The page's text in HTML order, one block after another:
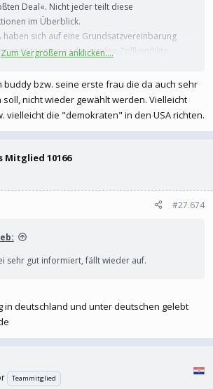
Deal«. Nicht jeder teilt diese
im Überblick.
haben sich auf eine Grundsatzvereinbarung
seit Monaten andauernden Zollkonflikts
Ursula von der Leyen und US-
in Schottland mit.
zufolge werde der Zollsatz auf die
Die EU werde zustimmen, Energie
von 750 Milliarden US-Dollar zu kaufen und
US-Dollar mehr in die USA zu investieren,
zum EU-USA-Zollabkommen: Deutsche Industrie kritisiert Handelsdeal als »fatales Signal«
sprechen vom »größten Deal«. Nicht jeder
Zum Vergrößern anklicken....
buddy bzw. seine erste frau die da auch sehr
nicht wieder gewählt werden. Vielleicht
vielleicht die "demokraten" in den USA richten.
Mitglied 10166
#27.674
sehr gut informiert, fällt wieder auf.
in deutschland und unter deutschen gelebt
Teammitglied